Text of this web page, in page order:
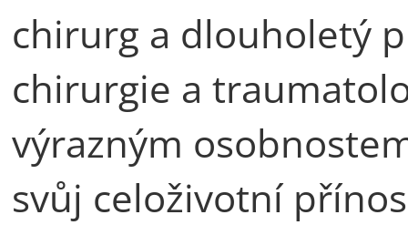
chirurg a dlouholetý
chirurgie a
výrazným
svůj celoživotní